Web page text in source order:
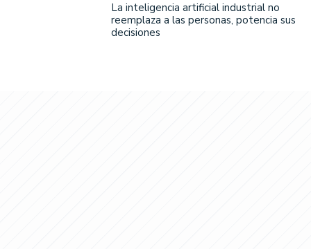
La inteligencia artificial industrial no
reemplaza a las personas, potencia sus
decisiones